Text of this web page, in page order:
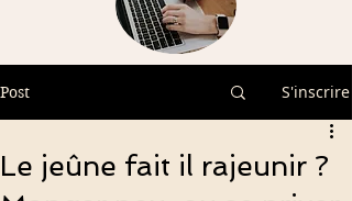
Post S'inscrire
Le jeûne fait il rajeunir ?